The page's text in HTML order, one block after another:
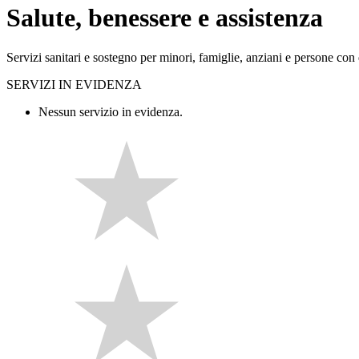
Salute, benessere e assistenza
Servizi sanitari e sostegno per minori, famiglie, anziani e persone con
SERVIZI IN EVIDENZA
Nessun servizio in evidenza.